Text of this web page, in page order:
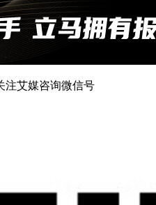
注艾媒咨询微信号